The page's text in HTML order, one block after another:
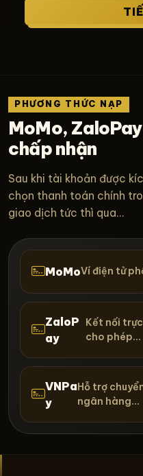
PHƯƠNG THỨC NẠP
MoMo,
chấp nhận
Sau khi tài khoản được
chọn thanh toán chính
giao dịch tức thì qua...
MoMoVí điện tử
ZaloP
ay
Kết nối
cho phép...
VNPa
y
Hỗ trợ
ngân hàng...